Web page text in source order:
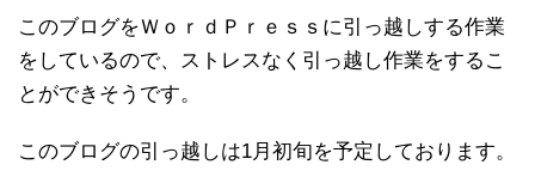
このブログをＷｏｒｄＰｒｅｓｓに引っ越しする作業
をしているので、ストレスなく引っ越し作業をするこ
とができそうです。
このブログの引っ越しは1月初旬を予定しております。